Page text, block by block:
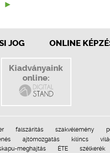
JOG ONLINE
Kiadványaink
online:
falszárítás szakvélemény
ajtómozgatás kilincs
meghajtás ÉTE szélkerék